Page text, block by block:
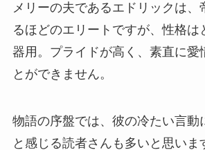
メリーの夫であるエドリックは、
るほどのエリートですが、性格は
器用。プライドが高く、素直に愛
とができません。
物語の序盤では、彼の冷たい言動
と感じる読者さんも多いと思いま